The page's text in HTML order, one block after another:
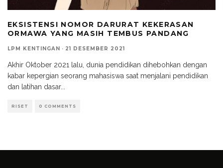
EKSISTENSI NOMOR DARURAT KEKERASAN
ORMAWA YANG MASIH TEMBUS PANDANG
LPM KENTINGAN · 21 DESEMBER 2021
Akhir Oktober 2021 lalu, dunia pendidikan dihebohkan dengan
kabar kepergian seorang mahasiswa saat menjalani pendidikan
dan latihan dasar...
RISET 0 COMMENTS